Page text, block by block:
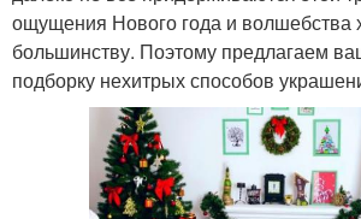
ощущения Нового года и волшебства
большинству. Поэтому предлагаем
подборку нехитрых способов